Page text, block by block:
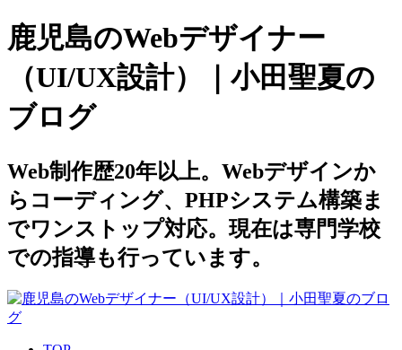
鹿児島のWebデザイナー
（UI/UX設計）｜小田聖夏の
ブログ
Web制作歴20年以上。Webデザインか
らコーディング、PHPシステム構築ま
でワンストップ対応。現在は専門学校
での指導も行っています。